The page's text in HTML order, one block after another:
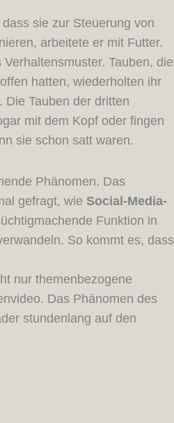
sie zur Steuerung von
arbeitete er mit Futter.
Tauben, die
hatten, wiederholten ihr
Tauben der dritten
mit dem Kopf oder fingen
sie schon satt waren.
Phänomen. Das
gefragt, wie Social-Media-
Funktion in
So kommt es, dass
nur themenbezogene
Das Phänomen des
stundenlang auf den